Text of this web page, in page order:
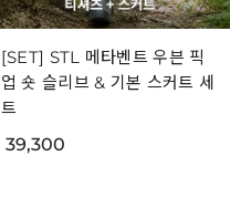
[SET] STL 메타벤트 우븐 픽
업 숏 슬리브 & 기본 스커트 세
트
39,300